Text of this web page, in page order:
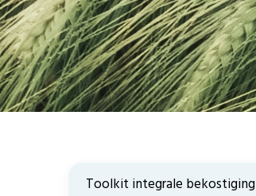
Toolkit integrale bekostiging